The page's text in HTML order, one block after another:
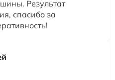
Результат
спасибо за